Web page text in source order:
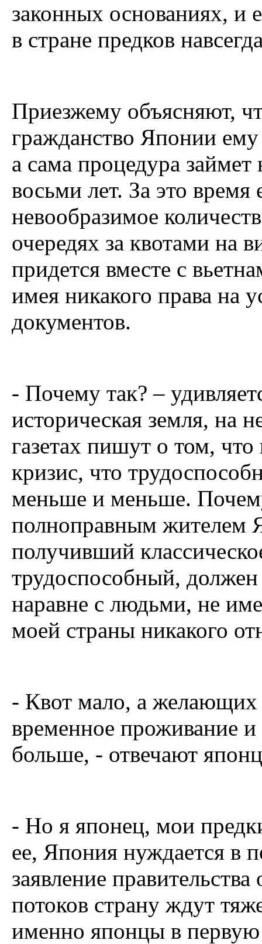
законных основаниях, и
в стране предков
Приезжему объясняют,
гражданство Японии
а сама процедура
восьми лет. За это время
невообразимое
очередях за квотами на
придется вместе с
имея никакого права на
документов.
- Почему так? –
историческая земля, на
газетах пишут о том,
кризис, что
меньше и меньше.
полноправным жителем
получивший
трудоспособный, должен
наравне с людьми, не
моей страны никакого
- Квот мало, а желающих
временное проживание и
больше, - отвечают
- Но я японец, мои
ее, Япония нуждается в
заявление
потоков страну ждут
именно японцы в